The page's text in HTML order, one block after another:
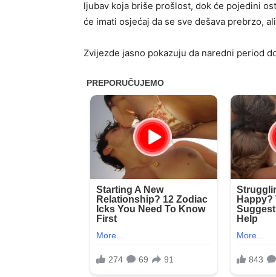
ljubav koja briše prošlost, dok će pojedini
će imati osjećaj da se sve dešava prebrzo,
Zvijezde jasno pokazuju da naredni period